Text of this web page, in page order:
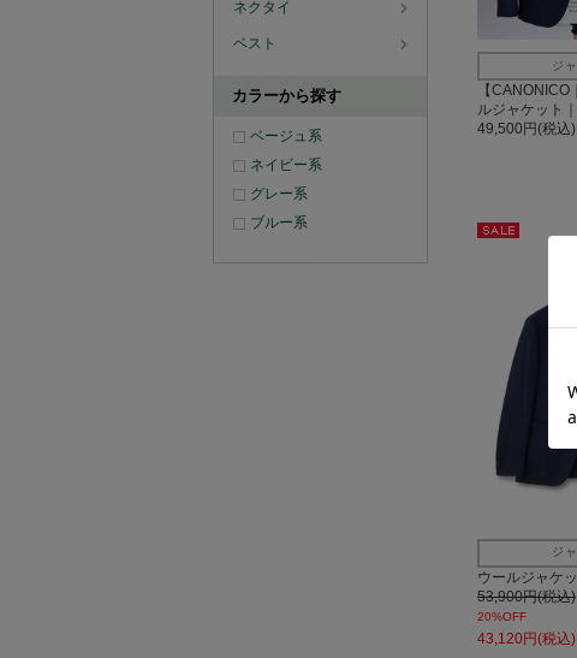
ネクタイ
ベスト
カラーから探す
ベージュ系
ネイビー系
グレー系
ブルー系
ジ
【
ルジャケット
49,500円(税込)
ジ
ウールジャケ
53,900円(税込)
20%OFF
43,120円(税込)